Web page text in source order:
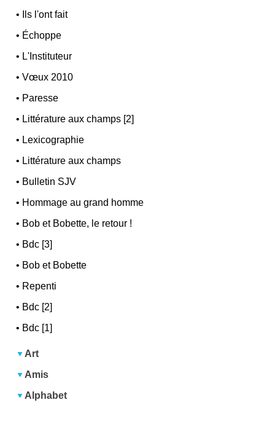
•
Ils l'ont fait
• Échoppe
• L'Instituteur
•Vœux 2010
• Paresse
• Littérature aux champs [2]
• Lexicographie
• Littérature aux champs
• Bulletin SJV
• Hommage au grand homme
• Bob et Bobette, le retour !
• Bdc [3]
• Bob et Bobette
• Repenti
• Bdc [2]
• Bdc [1]
Art
Amis
Alphabet